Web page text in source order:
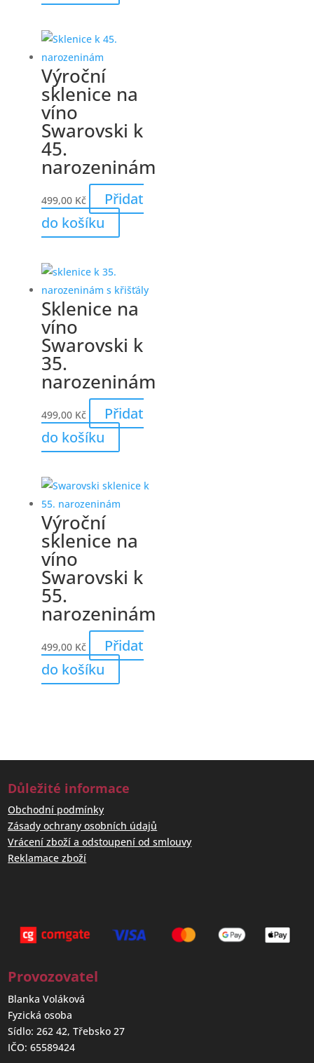
Výroční
sklenice na
víno
Swarovski k
45.
narozeninám
499,00 Kč
Přidat
do košíku
Sklenice na
víno
Swarovski k
35.
narozeninám
499,00 Kč
Přidat
do košíku
Výroční
sklenice na
víno
Swarovski k
55.
narozeninám
499,00 Kč
Přidat
do košíku
Důležité informace
Obchodní podmínky
Zásady ochrany osobních údajů
Vrácení zboží a odstoupení od smlouvy
Reklamace zboží
Provozovatel
Blanka Voláková
Fyzická osoba
Sídlo: 262 42, Třebsko 27
IČO: 65589424